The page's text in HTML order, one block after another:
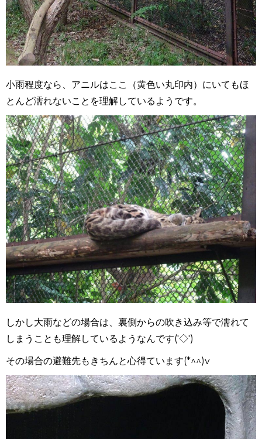
小雨程度なら、アニルはここ（黄色い丸印内）にいてもほ
とんど濡れないことを理解しているようです。
しかし大雨などの場合は、裏側からの吹き込み等で濡れて
しまうことも理解しているようなんです('◇')ゞ
その場合の避難先もきちんと心得ています(*^^)v